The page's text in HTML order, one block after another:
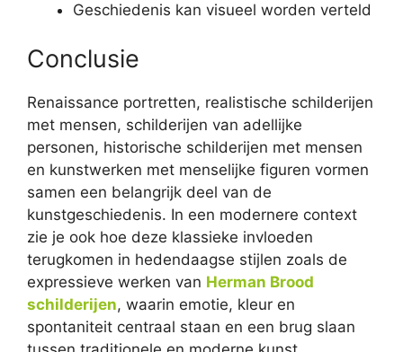
Geschiedenis kan visueel worden verteld
Conclusie
Renaissance portretten, realistische schilderijen
met mensen, schilderijen van adellijke
personen, historische schilderijen met mensen
en kunstwerken met menselijke figuren vormen
samen een belangrijk deel van de
kunstgeschiedenis. In een modernere context
zie je ook hoe deze klassieke invloeden
terugkomen in hedendaagse stijlen zoals de
expressieve werken van Herman Brood
schilderijen, waarin emotie, kleur en
spontaniteit centraal staan en een brug slaan